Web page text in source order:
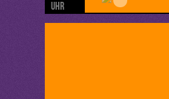
Uhr